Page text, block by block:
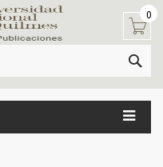
0